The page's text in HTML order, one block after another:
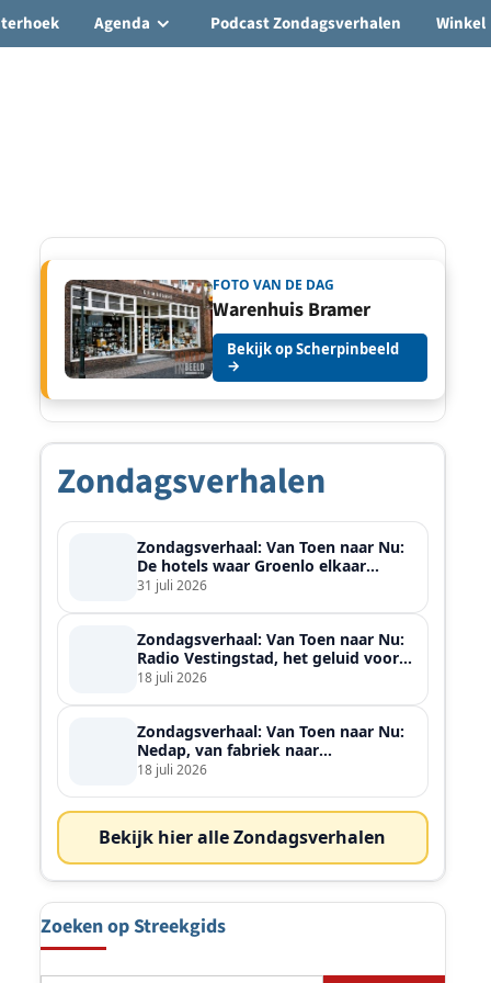
Agenda Podcast Zondagsverhalen Winkel
FOTO VAN DE DAG
Warenhuis Bramer
Bekijk op Scherpinbeeld
→
Zondagsverhalen
Zondagsverhaal: Van Toen naar Nu:
De hotels waar Groenlo elkaar
ontmoette
31 juli 2026
Zondagsverhaal: Van Toen naar Nu:
Radio Vestingstad, het geluid voor
heel de streek
18 juli 2026
Zondagsverhaal: Van Toen naar Nu:
Nedap, van fabriek naar
wereldspeler
18 juli 2026
Bekijk hier alle Zondagsverhalen
Zoeken op Streekgids